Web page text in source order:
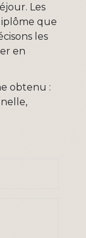
Les
que
les
en
obtenu :